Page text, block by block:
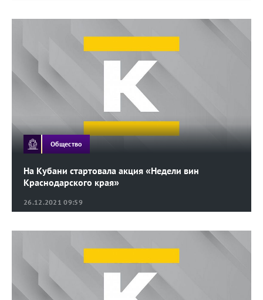
26.12.2021 09:59
На Кубани стартовала акция «Недели вин
Краснодарского края»
Общество